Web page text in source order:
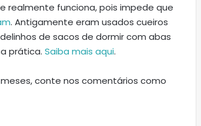
realmente funciona, pois impede que
. Antigamente eram usados cueiros
de sacos de dormir com abas
prática. Saiba mais aqui.
conte nos comentários como